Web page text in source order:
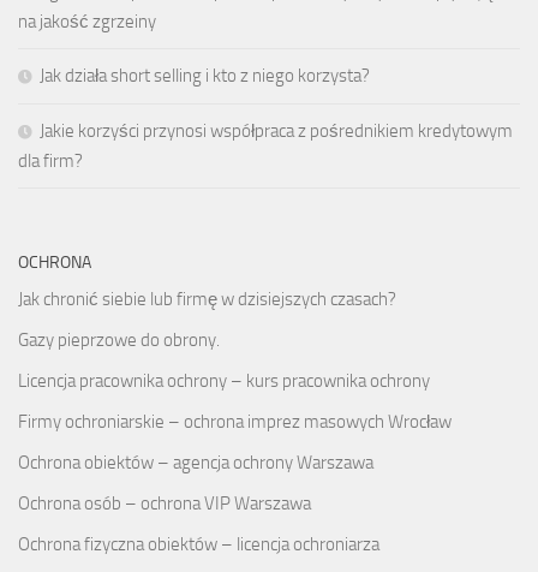
na jakość zgrzeiny
Jak działa short selling i kto z niego korzysta?
Jakie korzyści przynosi współpraca z pośrednikiem kredytowym
dla firm?
OCHRONA
Jak chronić siebie lub firmę w dzisiejszych czasach?
Gazy pieprzowe do obrony.
Licencja pracownika ochrony – kurs pracownika ochrony
Firmy ochroniarskie – ochrona imprez masowych Wrocław
Ochrona obiektów – agencja ochrony Warszawa
Ochrona osób – ochrona VIP Warszawa
Ochrona fizyczna obiektów – licencja ochroniarza